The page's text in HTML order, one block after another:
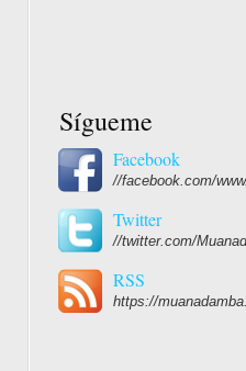
Sígueme
Facebook
//facebook.com/
Twitter
//twitter.com/
RSS
https://